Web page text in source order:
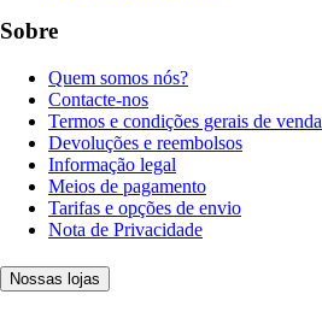
Sobre
Quem somos nós?
Contacte-nos
Termos e condições gerais de venda
Devoluções e reembolsos
Informação legal
Meios de pagamento
Tarifas e opções de envio
Nota de Privacidade
Nossas lojas